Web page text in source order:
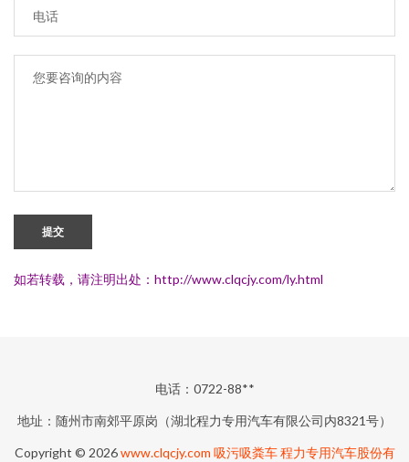
提交
如若转载，请注明出处：http://www.clqcjy.com/ly.html
电话：0722-88**
地址：随州市南郊平原岗（湖北程力专用汽车有限公司内8321号）
Copyright © 2026www.clqcjy.com 吸污吸粪车 程力专用汽车股份有